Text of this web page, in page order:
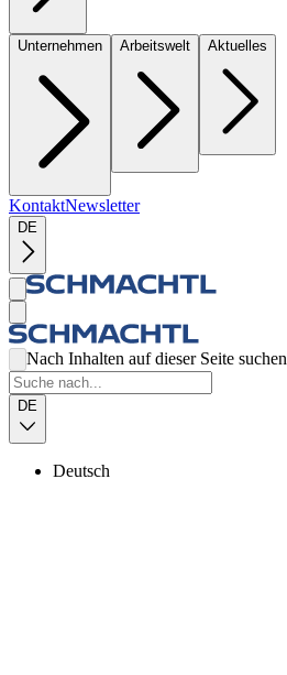
Unternehmen Arbeitswelt Aktuelles
KontaktNewsletter
DE
Nach Inhalten auf dieser Seite suchen
DE
Deutsch